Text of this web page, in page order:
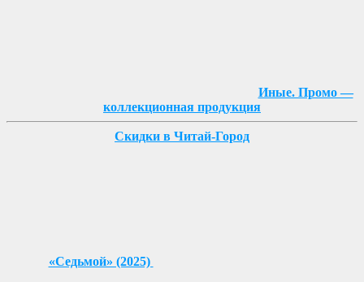
Иные. Промо —
коллекционная продукция
Скидки в Читай-Город
«Седьмой» (2025)